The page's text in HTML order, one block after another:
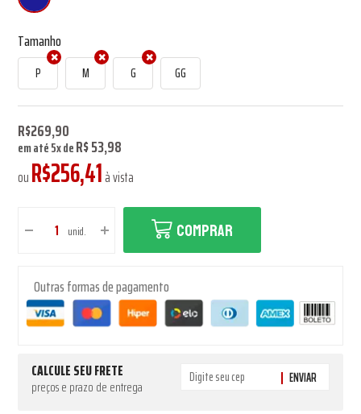
Tamanho
P M G GG
R$269,90
em até5xdeR$ 53,98
ouR$256,41à vista
unid. COMPRAR
Outras formas de pagamento
CALCULE SEU FRETE
preços e prazo de entrega ENVIAR